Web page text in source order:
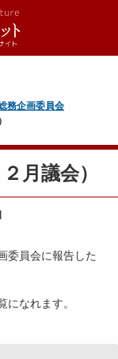
務企画委員会
月議会）
委員会に報告した
なれます。